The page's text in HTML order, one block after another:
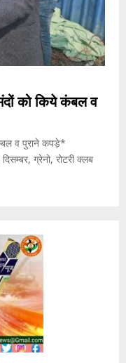
को किये कंबल व
व पुराने कपड़े*
रोटरी क्लब